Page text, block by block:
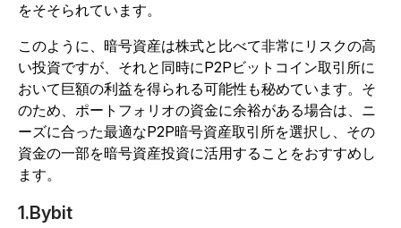
をそそられています。
このように、暗号資産は株式と比べて非常にリスクの高
い投資ですが、それと同時にP2Pビットコイン取引所に
おいて巨額の利益を得られる可能性も秘めています。そ
のため、ポートフォリオの資金に余裕がある場合は、ニ
ーズに合った最適なP2P暗号資産取引所を選択し、その
資金の一部を暗号資産投資に活用することをおすすめし
ます。
1.Bybit